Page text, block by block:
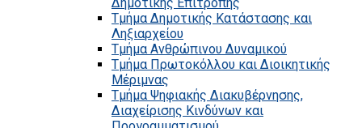
Τμήμα Δημοτικής Κατάστασης και
Ληξιαρχείου
Τμήμα Ανθρώπινου Δυναμικού
Τμήμα Πρωτοκόλλου και Διοικητικής
Μέριμνας
Τμήμα Ψηφιακής Διακυβέρνησης,
Διαχείρισης Κινδύνων και